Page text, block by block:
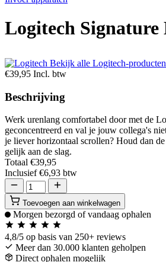
Logitech
Bekijk alle Logitech-producten
€39,95 Incl. btw
Beschrijving
Werk urenlang comfortabel door met de
geconcentreerd en val je jouw collega's
je liever horizontaal scrollen? Houd dan
gelijk aan de slag.
Totaal €39,95
Inclusief€6,93 btw
Toevoegen aan winkelwagen
Morgen bezorgd of vandaag ophalen
4,8/5 op basis van 250+ reviews
Meer dan 30.000 klanten geholpen
Direct ophalen mogelijk